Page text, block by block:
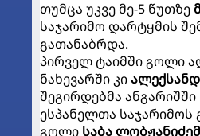
თუმცა უკვე მე-5 წუთზე
საჯარიმო დარტყმის
გათანაბრდა.
პირველ ტაიმში გოლი
ნახევარში კი
შეგირდებმა
ესპანელთა საჯარიმოს
გოლი საბა ლობჟანიძემ